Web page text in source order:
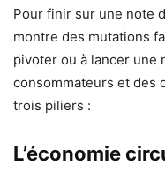
Pour finir sur une note
montre des mutations
pivoter ou à lancer une
consommateurs et des
trois piliers :
L’économie